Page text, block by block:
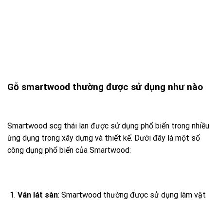
Gỗ smartwood thường được sử dụng như nào
Smartwood scg thái lan được sử dụng phổ biến trong nhiều
ứng dụng trong xây dựng và thiết kế. Dưới đây là một số
công dụng phổ biến của Smartwood:
Ván lát sàn: Smartwood thường được sử dụng làm vật